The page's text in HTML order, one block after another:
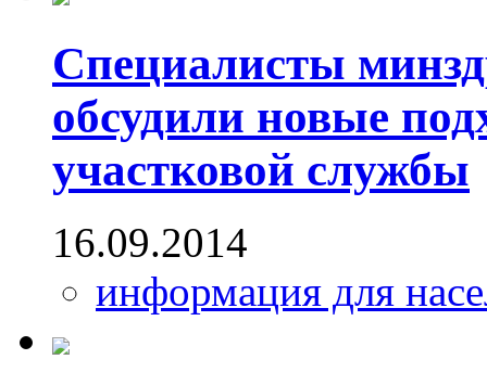
Специалисты
обсудили новые
участковой службы
16.09.2014
информация для